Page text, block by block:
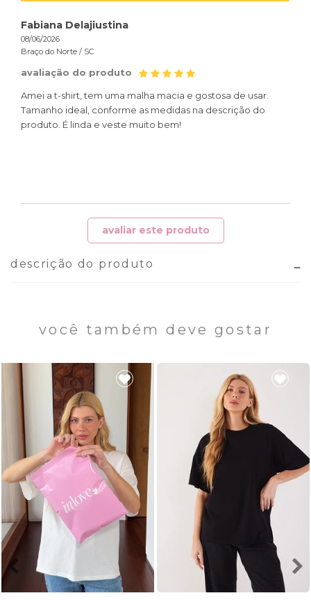
Fabiana Delajiustina
08/06/2026
Braço do Norte / SC
avaliação do produto
Amei a t-shirt, tem uma malha macia e gostosa de usar.
Tamanho ideal, conforme as medidas na descrição do
produto. É linda e veste muito bem!
avaliar este produto
descrição do produto
você também deve gostar